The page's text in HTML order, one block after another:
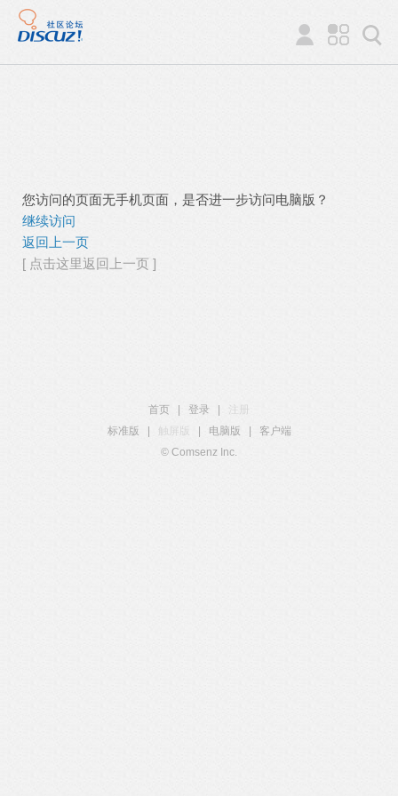
您访问的页面无手机页面，是否进一步访问电脑版？
继续访问
返回上一页
[ 点击这里返回上一页 ]
首页 登录
注册
标准版
触屏版 电脑版
客户端
© Comsenz Inc.